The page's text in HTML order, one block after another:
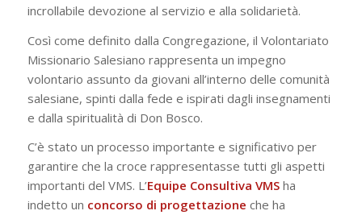
incrollabile devozione al servizio e alla solidarietà.
Così come definito dalla Congregazione, il Volontariato
Missionario Salesiano rappresenta un impegno
volontario assunto da giovani all’interno delle comunità
salesiane, spinti dalla fede e ispirati dagli insegnamenti
e dalla spiritualità di Don Bosco.
C’è stato un processo importante e significativo per
garantire che la croce rappresentasse tutti gli aspetti
importanti del VMS. L’Equipe Consultiva VMSha
indetto un concorso di progettazione che ha